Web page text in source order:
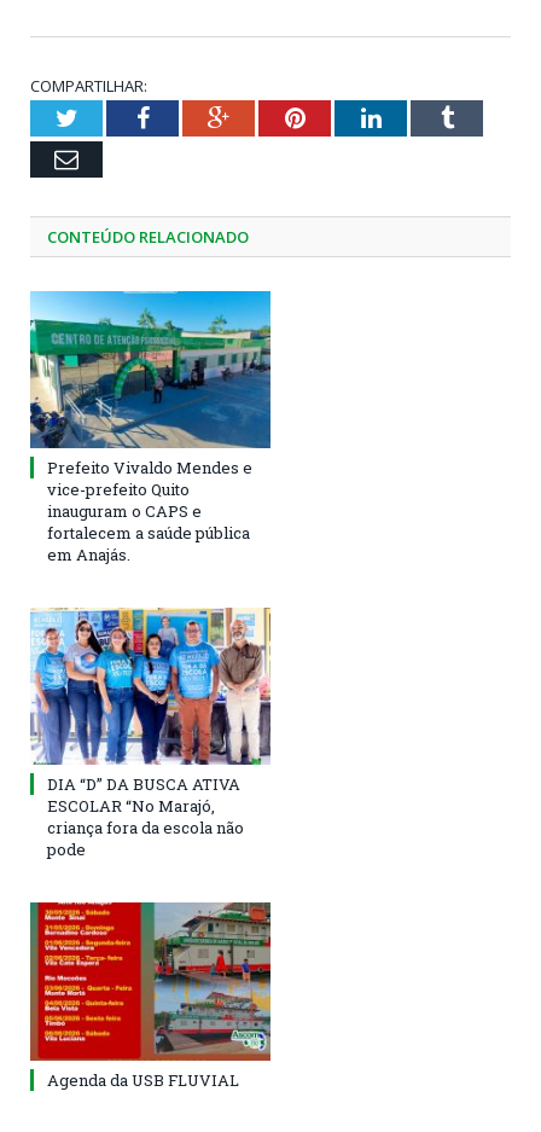
COMPARTILHAR:
TwitterFacebookGoogle+PinterestLinkedInTumblr
Email
CONTEÚDO RELACIONADO
Prefeito Vivaldo Mendes e
vice-prefeito Quito
inauguram o CAPS e
fortalecem a saúde pública
em Anajás.
DIA “D” DA BUSCA ATIVA
ESCOLAR “No Marajó,
criança fora da escola não
pode
Agenda da USB FLUVIAL